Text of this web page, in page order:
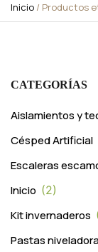
Inicio / Productos
CATEGORÍAS
Aislamientos y
Césped Artificial
Escaleras
Inicio 2
Kit invernaderos
Pastas